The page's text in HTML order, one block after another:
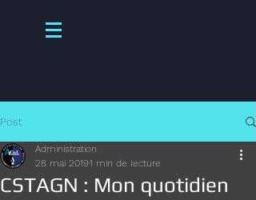
Post
CSTAGN : Mon quotidien
Administration
28 mai 20191 min de lecture